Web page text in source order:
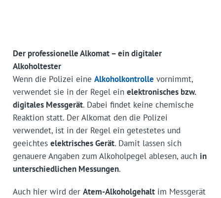
Der professionelle Alkomat – ein digitaler
Alkoholtester
Wenn die Polizei eine Alkoholkontrolle vornimmt,
verwendet sie in der Regel ein elektronisches bzw.
digitales Messgerät. Dabei findet keine chemische
Reaktion statt. Der Alkomat den die Polizei
verwendet, ist in der Regel ein getestetes und
geeichtes elektrisches Gerät. Damit lassen sich
genauere Angaben zum Alkoholpegel ablesen, auch in
unterschiedlichen Messungen.
Auch hier wird der Atem-Alkoholgehaltim Messgerät